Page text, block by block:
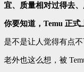
宜、质量相对过得去
你要知道，Temu 正式
是不是让人觉得有点不
老外也这么想，被